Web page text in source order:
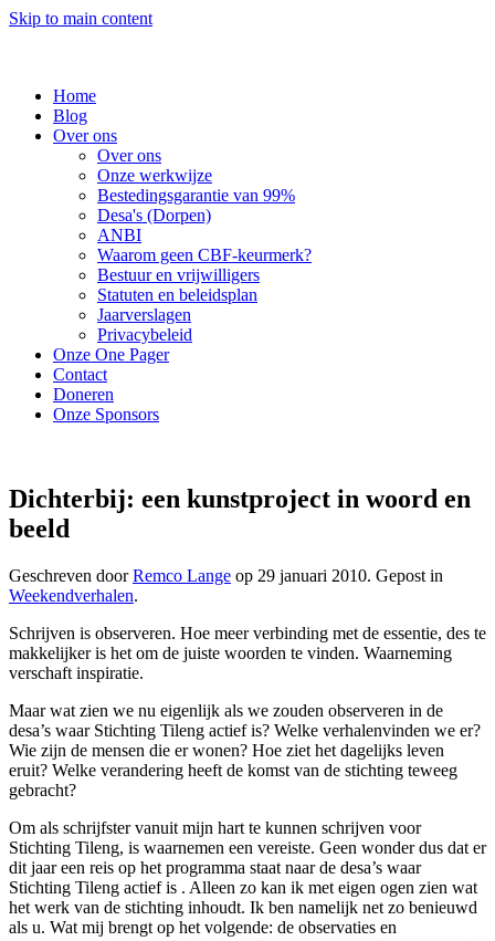
Skip to main content
Home
Blog
Over ons
Over ons
Onze werkwijze
Bestedingsgarantie van 99%
Desa's (Dorpen)
ANBI
Waarom geen CBF-keurmerk?
Bestuur en vrijwilligers
Statuten en beleidsplan
Jaarverslagen
Privacybeleid
Onze One Pager
Contact
Doneren
Onze Sponsors
Dichterbij: een kunstproject in woord en
beeld
Geschreven doorRemco Lange op 29 januari 2010. Gepost in
Weekendverhalen.
Schrijven is observeren. Hoe meer verbinding met de essentie, des te
makkelijker is het om de juiste woorden te vinden. Waarneming
verschaft inspiratie.
Maar wat zien we nu eigenlijk als we zouden observeren in de
desa’s waar Stichting Tileng actief is? Welke verhalenvinden we er?
Wie zijn de mensen die er wonen? Hoe ziet het dagelijks leven
eruit? Welke verandering heeft de komst van de stichting teweeg
gebracht?
Om als schrijfster vanuit mijn hart te kunnen schrijven voor
Stichting Tileng, is waarnemen een vereiste. Geen wonder dus dat er
dit jaar een reis op het programma staat naar de desa’s waar
Stichting Tileng actief is . Alleen zo kan ik met eigen ogen zien wat
het werk van de stichting inhoudt. Ik ben namelijk net zo benieuwd
als u. Wat mij brengt op het volgende: de observaties en